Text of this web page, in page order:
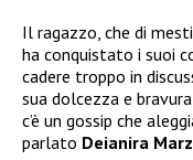
Il ragazzo, che di
ha conquistato i suoi
cadere troppo in
sua dolcezza e
c’è un gossip che
parlato Deianira